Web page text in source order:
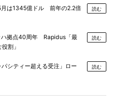
月は1345億ドル 前年の2.2倍
読む
ハ拠点40周年 Rapidus「最
割」
読む
シティー超える受注」ロー
読む